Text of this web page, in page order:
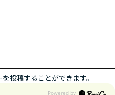
投稿することができます。